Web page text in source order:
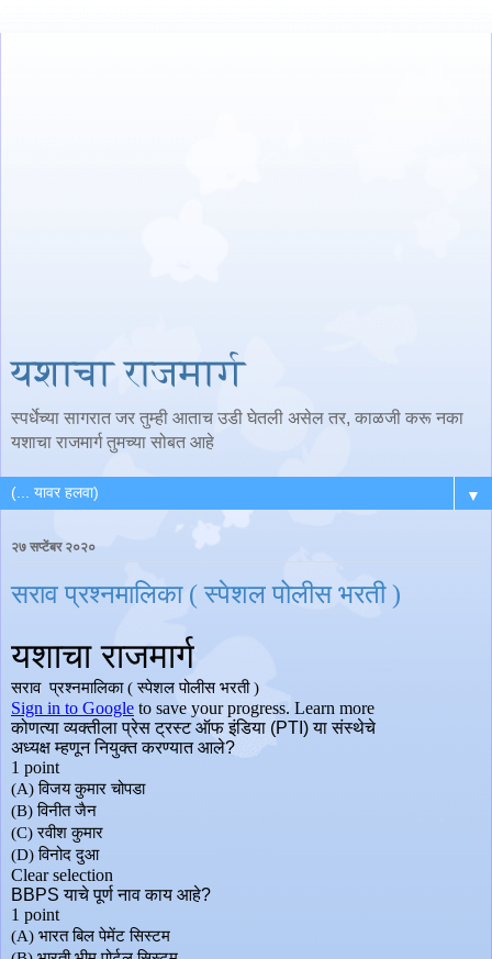
यशाचा राजमार्ग
स्पर्धेच्या सागरात जर तुम्ही आताच उडी घेतली असेल तर, काळजी करू नका
यशाचा राजमार्ग तुमच्या सोबत आहे
▼
२७ सप्टेंबर २०२०
सराव प्रश्नमालिका ( स्पेशल पोलीस भरती )